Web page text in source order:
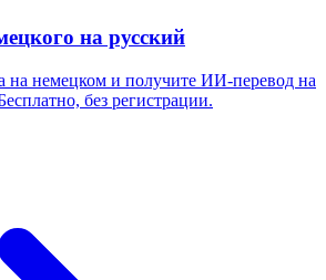
на русский
на немецком и получите ИИ-перевод на
без регистрации.